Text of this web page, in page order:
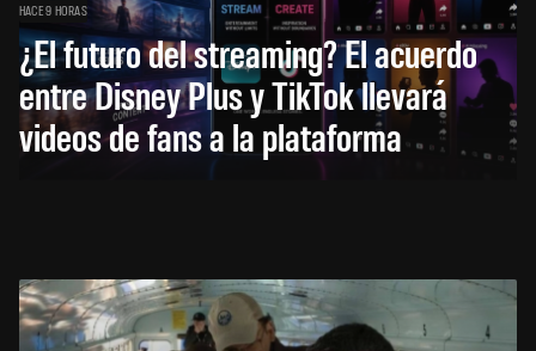
HACE 9 HORAS
¿El futuro del streaming? El acuerdo
entre Disney Plus y TikTok llevará
videos de fans a la plataforma